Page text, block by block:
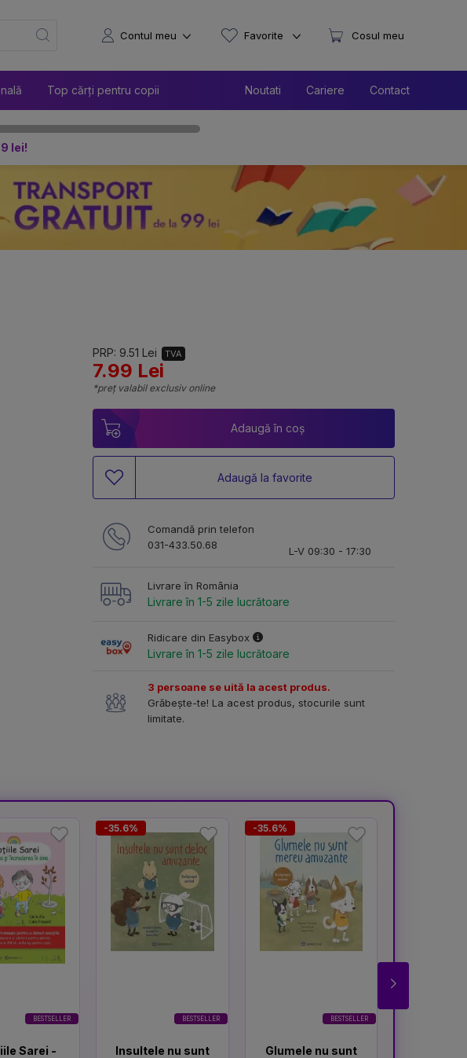
Top cărți pentru copii Noutati Cariere Contact
Contul meu Favorite Cosul meu
lei!
PRP: 9.51 Lei TVA
7.99 Lei
*preț valabil exclusiv online
Adaugă în coș
Adaugă la favorite
Comandă prin telefon
031-433.50.68
L-V 09:30 - 17:30
Livrare în România
Livrare în 1-5 zile lucrătoare
Ridicare din Easybox
Livrare în 1-5 zile lucrătoare
3 persoane se uită la acest produs.
Grăbește-te! La acest produs, stocurile sunt
limitate.
BESTSELLER
Sarei -
BESTSELLER
-35.6%
Insultele nu sunt
BESTSELLER
-35.6%
Glumele nu sunt